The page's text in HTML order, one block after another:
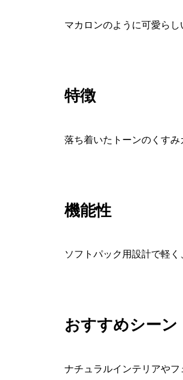
マカロンのように可愛ら
特徴
落ち着いたトーンのくすみ
機能性
ソフトパック用設計で軽
おすすめシーン
ナチュラルインテリアや